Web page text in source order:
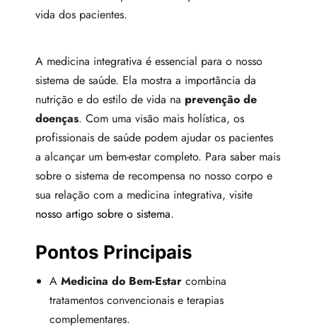
vida dos pacientes.
A medicina integrativa é essencial para o nosso
sistema de saúde. Ela mostra a importância da
nutrição e do estilo de vida na prevenção de
doenças. Com uma visão mais holística, os
profissionais de saúde podem ajudar os pacientes
a alcançar um bem-estar completo. Para saber mais
sobre o sistema de recompensa no nosso corpo e
sua relação com a medicina integrativa, visite
nosso artigo sobre o sistema.
Pontos Principais
A Medicina do Bem-Estar combina
tratamentos convencionais e terapias
complementares.